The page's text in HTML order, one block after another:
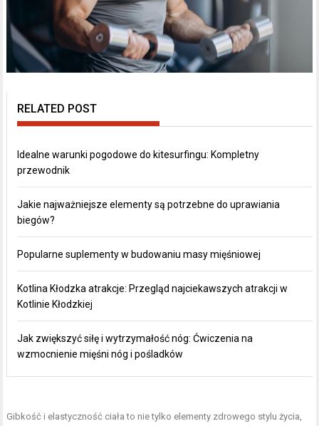
RELATED POST
Idealne warunki pogodowe do kitesurfingu: Kompletny
przewodnik
Jakie najważniejsze elementy są potrzebne do uprawiania
biegów?
Popularne suplementy w budowaniu masy mięśniowej
Kotlina Kłodzka atrakcje: Przegląd najciekawszych atrakcji w
Kotlinie Kłodzkiej
Jak zwiększyć siłę i wytrzymałość nóg: Ćwiczenia na
wzmocnienie mięśni nóg i pośladków
Gibkość i elastyczność ciała to nie tylko elementy zdrowego stylu życia,